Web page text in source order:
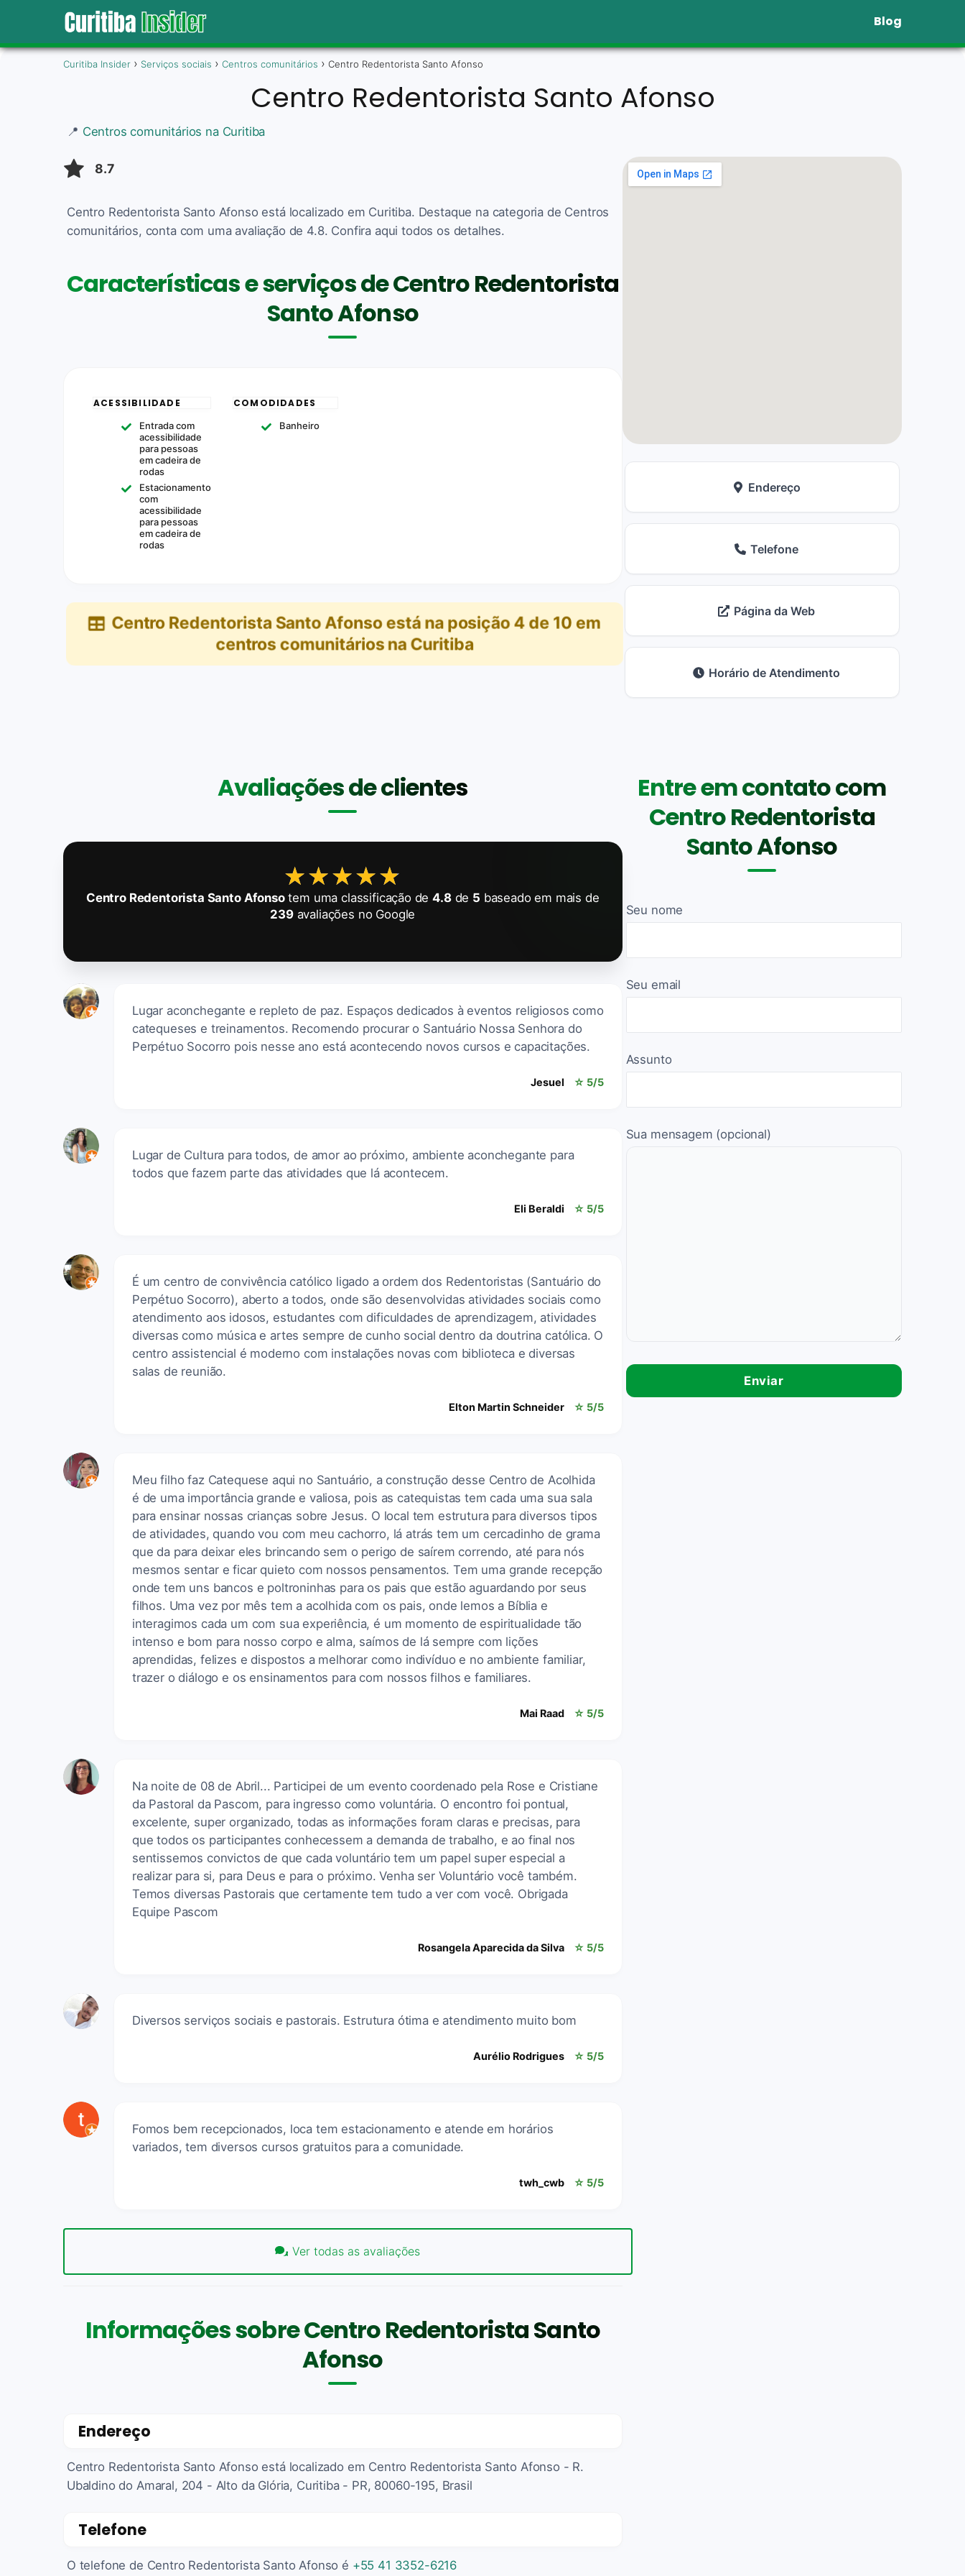
Blog
Curitiba Insider Serviços sociais Centros comunitários Centro Redentorista Santo Afonso
Centro Redentorista Santo Afonso
📍 Centros comunitários na Curitiba
8.7
Centro Redentorista Santo Afonso está localizado em Curitiba. Destaque na categoria de Centros
comunitários, conta com uma avaliação de 4.8. Confira aqui todos os detalhes.
Características e serviços de Centro Redentorista
Santo Afonso
ACESSIBILIDADE
Entrada com
acessibilidade
para pessoas
em cadeira de
rodas
Estacionamento
com
acessibilidade
para pessoas
em cadeira de
rodas
COMODIDADES
Banheiro
Centro Redentorista Santo Afonsoestá na posição 4 de 10 em
centros comunitários na Curitiba
Endereço
Telefone
Página da Web
Horário de Atendimento
Avaliações de clientes
★★★★★
★★★★★
Centro Redentorista Santo Afonsotem uma classificação de4.8de 5 baseado em mais de
239avaliações no Google
Lugar aconchegante e repleto de paz. Espaços dedicados à eventos religiosos como
catequeses e treinamentos. Recomendo procurar o Santuário Nossa Senhora do
Perpétuo Socorro pois nesse ano está acontecendo novos cursos e capacitações.
Jesuel ☆ 5/5
Lugar de Cultura para todos, de amor ao próximo, ambiente aconchegante para
todos que fazem parte das atividades que lá acontecem.
Eli Beraldi ☆ 5/5
É um centro de convivência católico ligado a ordem dos Redentoristas (Santuário do
Perpétuo Socorro), aberto a todos, onde são desenvolvidas atividades sociais como
atendimento aos idosos, estudantes com dificuldades de aprendizagem, atividades
diversas como música e artes sempre de cunho social dentro da doutrina católica. O
centro assistencial é moderno com instalações novas com biblioteca e diversas
salas de reunião.
Elton Martin Schneider ☆ 5/5
Meu filho faz Catequese aqui no Santuário, a construção desse Centro de Acolhida
é de uma importância grande e valiosa, pois as catequistas tem cada uma sua sala
para ensinar nossas crianças sobre Jesus. O local tem estrutura para diversos tipos
de atividades, quando vou com meu cachorro, lá atrás tem um cercadinho de grama
que da para deixar eles brincando sem o perigo de saírem correndo, até para nós
mesmos sentar e ficar quieto com nossos pensamentos. Tem uma grande recepção
onde tem uns bancos e poltroninhas para os pais que estão aguardando por seus
filhos. Uma vez por mês tem a acolhida com os pais, onde lemos a Bíblia e
interagimos cada um com sua experiência, é um momento de espiritualidade tão
intenso e bom para nosso corpo e alma, saímos de lá sempre com lições
aprendidas, felizes e dispostos a melhorar como indivíduo e no ambiente familiar,
trazer o diálogo e os ensinamentos para com nossos filhos e familiares.
Mai Raad ☆ 5/5
Na noite de 08 de Abril... Participei de um evento coordenado pela Rose e Cristiane
da Pastoral da Pascom, para ingresso como voluntária. O encontro foi pontual,
excelente, super organizado, todas as informações foram claras e precisas, para
que todos os participantes conhecessem a demanda de trabalho, e ao final nos
sentissemos convictos de que cada voluntário tem um papel super especial a
realizar para si, para Deus e para o próximo. Venha ser Voluntário você também.
Temos diversas Pastorais que certamente tem tudo a ver com você. Obrigada
Equipe Pascom
Rosangela Aparecida da Silva ☆ 5/5
Diversos serviços sociais e pastorais. Estrutura ótima e atendimento muito bom
Aurélio Rodrigues ☆ 5/5
Fomos bem recepcionados, loca tem estacionamento e atende em horários
variados, tem diversos cursos gratuitos para a comunidade.
twh_cwb ☆ 5/5
Ver todas as avaliações
Informações sobre Centro Redentorista Santo
Afonso
Endereço
Centro Redentorista Santo Afonso está localizado em Centro Redentorista Santo Afonso - R.
Ubaldino do Amaral, 204 - Alto da Glória, Curitiba - PR, 80060-195, Brasil
Telefone
O telefone de Centro Redentorista Santo Afonso é +55 41 3352-6216
Entre em contato com
Centro Redentorista
Santo Afonso
Seu nome
Seu email
Assunto
Sua mensagem (opcional)